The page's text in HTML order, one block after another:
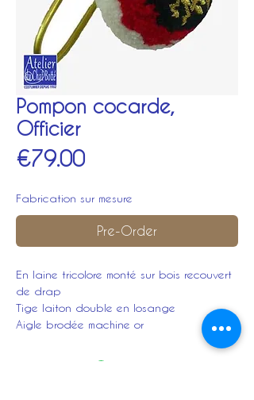
Pompon cocarde,
Officier
€79.00Price
Fabrication sur mesure
Pre-Order
En laine tricolore monté sur bois recouvert
de drap
Tige laiton double en losange
Aigle brodée machine or